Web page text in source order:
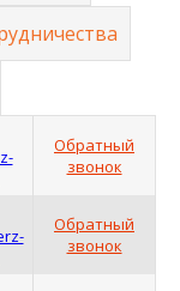
Обратный
звонок
Обратный
звонок